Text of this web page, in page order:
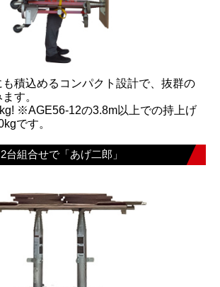
積込めるコンパクト設計で、抜群の
す。
※AGE56-12の3.8m以上での持上げ
です。
2台組合せで「あげ二郎」